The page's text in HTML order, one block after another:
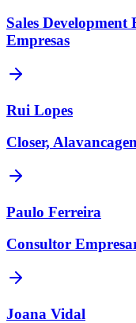
Sales Development
Empresas
Rui Lopes
Closer,
Paulo Ferreira
Consultor
Joana Vidal